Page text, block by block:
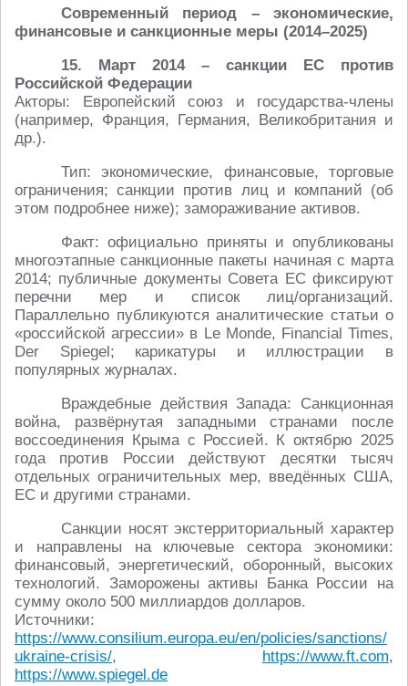
Современный период – экономические,
финансовые и санкционные меры (2014–2025)
15. Март 2014 – санкции ЕС против
Российской Федерации
Акторы: Европейский союз и государства-члены
(например, Франция, Германия, Великобритания и
др.).
Тип: экономические, финансовые, торговые
ограничения; санкции против лиц и компаний (об
этом подробнее ниже); замораживание активов.
Факт: официально приняты и опубликованы
многоэтапные санкционные пакеты начиная с марта
2014; публичные документы Совета ЕС фиксируют
перечни мер и список лиц/организаций.
Параллельно публикуются аналитические статьи о
«российской агрессии» в Le Monde, Financial Times,
Der Spiegel; карикатуры и иллюстрации в
популярных журналах.
Враждебные действия Запада: Санкционная
война, развёрнутая западными странами после
воссоединения Крыма с Россией. К октябрю 2025
года против России действуют десятки тысяч
отдельных ограничительных мер, введённых США,
ЕС и другими странами.
Санкции носят экстерриториальный характер
и направлены на ключевые сектора экономики:
финансовый, энергетический, оборонный, высоких
технологий. Заморожены активы Банка России на
сумму около 500 миллиардов долларов.
Источники:
https://www.consilium.europa.eu/en/policies/sanctions/
ukraine-crisis/, https://www.ft.com,
https://www.spiegel.de